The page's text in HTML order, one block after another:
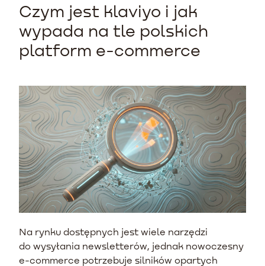
Czym jest klaviyo i jak
wypada na tle polskich
platform e-commerce
Na rynku dostępnych jest wiele narzędzi
do wysyłania newsletterów, jednak nowoczesny
e-commerce potrzebuje silników opartych